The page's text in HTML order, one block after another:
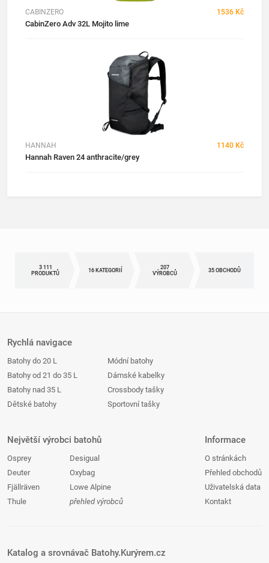
CABINZERO 1536 Kč
CabinZero Adv 32L Mojito lime
HANNAH 1140 Kč
Hannah Raven 24 anthracite/grey
3 111
PRODUKTŮ
16 KATEGORIÍ
207
VÝROBCŮ
35 OBCHODŮ
Rychlá navigace
Batohy do 20 L
Batohy od 21 do 35 L
Batohy nad 35 L
Dětské batohy
Módní batohy
Dámské kabelky
Crossbody tašky
Sportovní tašky
Největší výrobci batohů
Osprey
Deuter
Fjällräven
Thule
Desigual
Oxybag
Lowe Alpine
přehled výrobců
Informace
O stránkách
Přehled obchodů
Uživatelská data
Kontakt
Katalog a srovnávač Batohy.Kurýrem.cz